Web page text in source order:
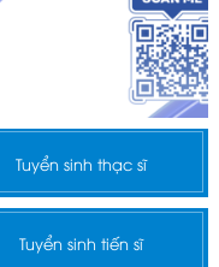
Tuyển sinh thạc sĩ
Tuyển sinh tiến sĩ